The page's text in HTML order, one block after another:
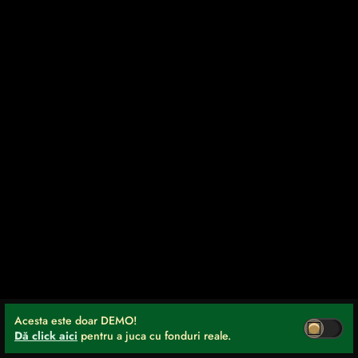
Acesta este doar DEMO!
Dă click aici pentru a juca cu fonduri reale.